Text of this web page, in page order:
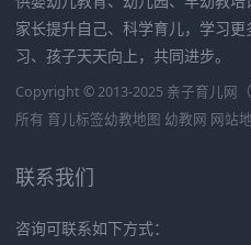
家长提升自己、科学育儿，学习
习、孩子天天向上，共同进步。
Copyright © 2013-2025 亲子育儿网
所有 育儿标签幼教地图 幼教网 网站
联系我们
咨询可联系如下方式：